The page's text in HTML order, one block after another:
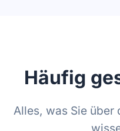
Häufig
Alles, was Sie über